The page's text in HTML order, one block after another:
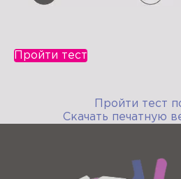
Пройти тест
Пройти тест
Скачать печатную